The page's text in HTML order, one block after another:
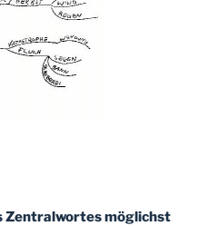
Zentralwortes möglichst